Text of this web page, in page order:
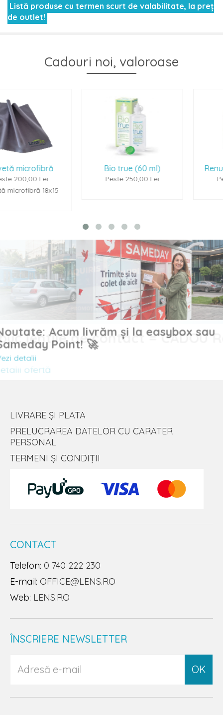
Listă produse cu termen scurt de valabilitate, la preț
de outlet!
Cadouri noi, valoroase
Bio true (60 ml)
Peste 250,00 Lei
Renu Multiplus
Peste 250,00 Lei
lentile de contact = CADOU
ofertă
Noutate: Acum livrăm și la easybox sau
Sameday Point! 🚀
Vezi detalii
LIVRARE ȘI PLATA
PRELUCRAREA DATELOR CU CARATER
PERSONAL
TERMENI ȘI CONDIȚII
CONTACT
Telefon: 0 740 222 230
E-mail: OFFICE@LENS.RO
Web: LENS.RO
ÎNSCRIERE NEWSLETTER
OK